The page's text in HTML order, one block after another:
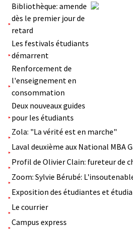
Bibliothèque: amende
dès le premier jour de
retard
Les festivals étudiants
démarrent
Renforcement de
l'enseignement en
consommation
Deux nouveaux guides
pour les étudiants
Zola: "La vérité est en marche"
Laval deuxième aux National MBA
Profil de Olivier Clain: fureteur de
Zoom: Sylvie Bérubé:
Exposition des étudiantes et
Le courrier
Campus express